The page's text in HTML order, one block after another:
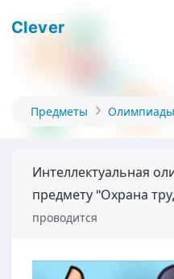
Clever
Предметы Олимпиады
Интеллектуальная
предмету "Охрана
проводится